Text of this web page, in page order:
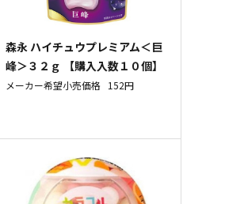
森永 ハイチュウプレミアム＜巨
峰＞３２ｇ 【購入入数１０個】
メーカー希望小売価格 152円